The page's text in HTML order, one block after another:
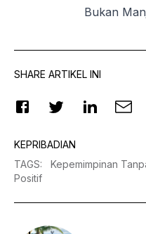
Bukan
SHARE ARTIKEL INI
KEPRIBADIAN
TAGS: Kepemimpinan
Positif